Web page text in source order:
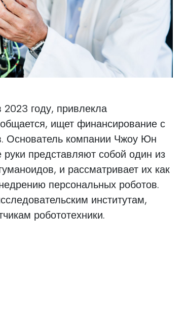
году, привлекла
ищет финансирование с
Основатель компании Чжоу Юн
представляют собой один из
и рассматривает их как
персональных роботов.
институтам,
робототехники.